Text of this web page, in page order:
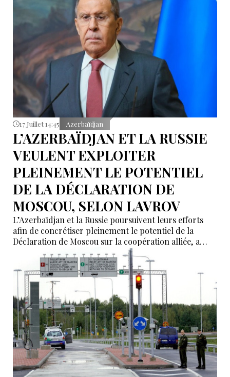
17 Juillet 14:45 Azerbaïdjan
L’AZERBAÏDJAN ET LA RUSSIE
VEULENT EXPLOITER
PLEINEMENT LE POTENTIEL
DE LA DÉCLARATION DE
MOSCOU, SELON LAVROV
L’Azerbaïdjan et la Russie poursuivent leurs efforts
afin de concrétiser pleinement le potentiel de la
Déclaration de Moscou sur la coopération alliée, a
déclaré le ministre russe des Affaires étrangères,
Sergueï Lavrov.